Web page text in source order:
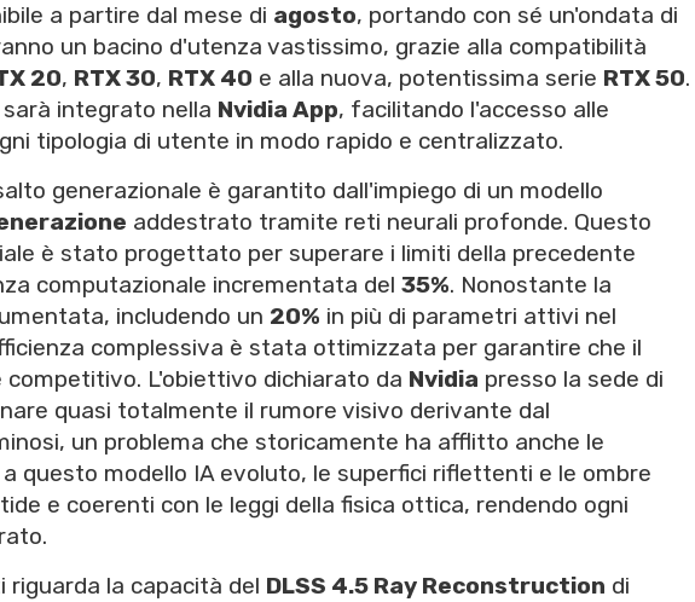
a partire dal mese di agosto, portando con sé un'ondata di
un bacino d'utenza vastissimo, grazie alla compatibilità
20, RTX 30, RTX 40 e alla nuova, potentissima serie RTX 50.
integrato nella Nvidia App, facilitando l'accesso alle
tipologia di utente in modo rapido e centralizzato.
generazionale è garantito dall'impiego di un modello
addestrato tramite reti neurali profonde. Questo
è stato progettato per superare i limiti della precedente
computazionale incrementata del 35%. Nonostante la
includendo un 20% in più di parametri attivi nel
complessiva è stata ottimizzata per garantire che il
L'obiettivo dichiarato da Nvidia presso la sede di
quasi totalmente il rumore visivo derivante dal
un problema che storicamente ha afflitto anche le
questo modello IA evoluto, le superfici riflettenti e le ombre
e coerenti con le leggi della fisica ottica, rendendo ogni
riguarda la capacità del DLSS 4.5 Ray Reconstruction di